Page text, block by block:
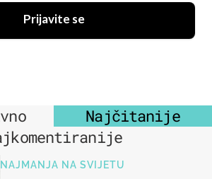
Prijavite se
Najčitanije
NAJMANJA NA SVIJETU